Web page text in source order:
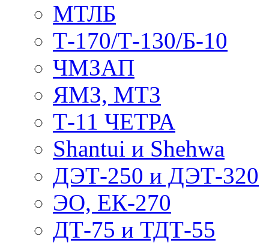
МТЛБ
Т-170/Т-130/Б-10
ЧМЗАП
ЯМЗ, МТЗ
Т-11 ЧЕТРА
Shantui и Shehwa
ДЭТ-250 и ДЭТ-320
ЭО, ЕК-270
ДТ-75 и ТДТ-55